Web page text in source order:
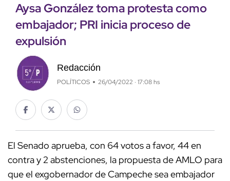
Aysa González toma protesta como
embajador; PRI inicia proceso de
expulsión
Redacción
POLÍTICOS 26/04/2022 · 17:08 hs
El Senado aprueba, con 64 votos a favor, 44 en
contra y 2 abstenciones, la propuesta de AMLO para
que el exgobernador de Campeche sea embajador